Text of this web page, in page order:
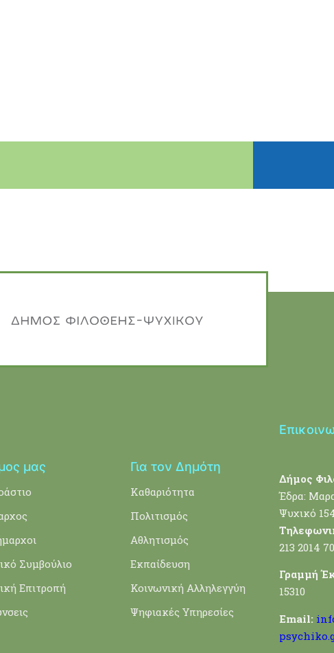
μας
Συμβούλιο
Επιτροπή
Για τον Δημότη
Καθαριότητα
Πολιτισμός
Αθλητισμός
Εκπαίδευση
Κοινωνική Αλληλεγγύη
Ψηφιακές Υπηρεσίες
Δήμος
Έδρα:
Ψυχικό
213 2014
Γραμμή
15310
Email: